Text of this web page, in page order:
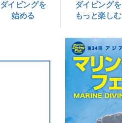
ダイビングを
始める
ダイビングを
もっと楽しむ